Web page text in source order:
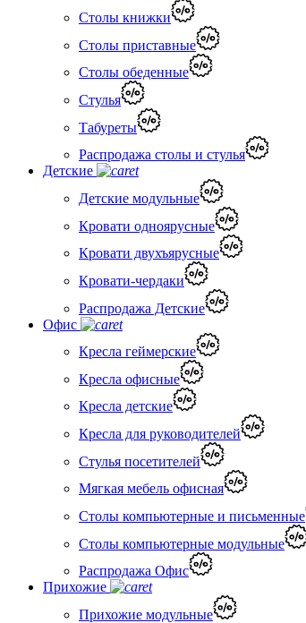
Столы книжки
Столы приставные
Столы обеденные
Стулья
Табуреты
Распродажа столы и стулья
Детские
Детские модульные
Кровати одноярусные
Кровати двухъярусные
Кровати-чердаки
Распродажа Детские
Офис
Кресла геймерские
Кресла офисные
Кресла детские
Кресла для руководителей
Стулья посетителей
Мягкая мебель офисная
Столы компьютерные и письменные
Столы компьютерные модульные
Распродажа Офис
Прихожие
Прихожие модульные